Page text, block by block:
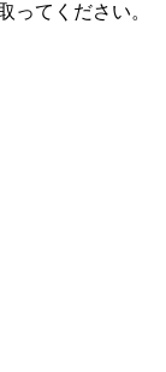
ってください。